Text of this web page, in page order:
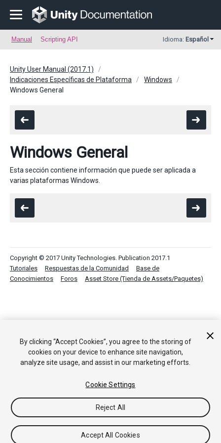
Manual Scripting API Idioma: Español
Unity User Manual (2017.1)
Indicaciones Específicas de Plataforma
Windows
Windows General
Windows General
Esta sección contiene información que puede ser aplicada a
varias plataformas Windows.
Copyright © 2017 Unity Technologies. Publication 2017.1
Tutoriales
Respuestas de la Comunidad
Base de
Conocimientos
Foros Asset Store (Tienda de Assets/Paquetes)
By clicking “Accept Cookies”, you agree to the storing of
cookies on your device to enhance site navigation,
analyze site usage, and assist in our marketing efforts.
Cookie Settings
Reject All
Accept All Cookies